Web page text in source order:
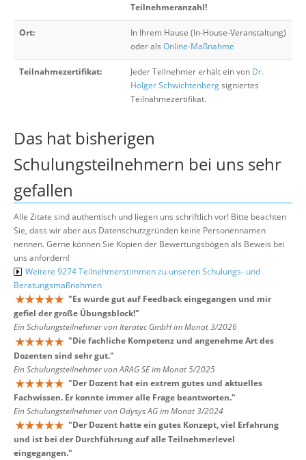
Teilnehmeranzahl!
Ort:
In Ihrem Hause (In-House-Veranstaltung)
oder als Online-Maßnahme
Teilnahmezertifikat: Jeder Teilnehmer erhält ein von Dr.
Holger Schwichtenbergsigniertes
Teilnahmezertifikat.
Das hat bisherigen
Schulungsteilnehmern bei uns sehr
gefallen
Alle Zitate sind authentisch und liegen uns schriftlich vor! Bitte beachten
Sie, dass wir aber aus Datenschutzgründen keine Personennamen
nennen. Gerne können Sie Kopien der Bewertungsbögen als Beweis bei
uns anfordern!
Weitere 9274 Teilnehmerstimmen zu unseren Schulungs- und
Beratungsmaßnahmen
"Es wurde gut auf Feedback eingegangen und mir
gefiel der große Übungsblock!"
Ein Schulungsteilnehmer von Iteratec GmbH im Monat 3/2026
"Die fachliche Kompetenz und angenehme Art des
Dozenten sind sehr gut."
Ein Schulungsteilnehmer von ARAG SE im Monat 5/2025
"Der Dozent hat ein extrem gutes und aktuelles
Fachwissen. Er konnte immer alle Frage beantworten."
Ein Schulungsteilnehmer von Odysys AG im Monat 3/2024
"Der Dozent hatte ein gutes Konzept, viel Erfahrung
und ist bei der Durchführung auf alle Teilnehmerlevel
eingegangen."